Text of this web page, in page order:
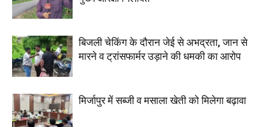
बिजली चेकिंग के दौरान जेई से अभद्रता, जान से
मारने व ट्रांसफार्मर उड़ाने की धमकी का आरोप
मिर्जापुर में सब्जी व मसाला खेती को मिलेगा बढ़ावा